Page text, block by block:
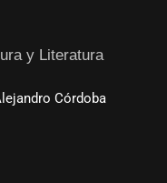
y Literatura
Córdoba